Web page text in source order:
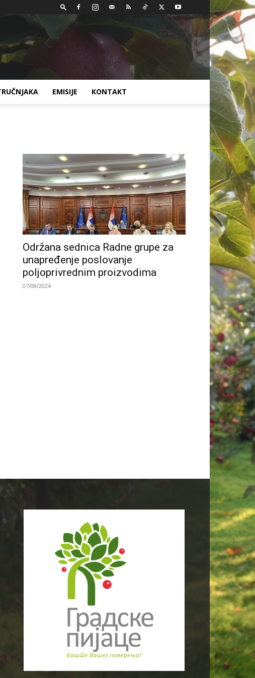
EMISIJE KONTAKT
Održana sednica Radne grupe za
unapređenje poslovanje
poljoprivrednim proizvodima
07/08/2024